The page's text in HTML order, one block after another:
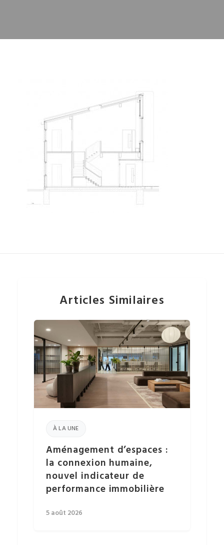
Articles Similaires
À LA UNE
Aménagement d’espaces :
la connexion humaine,
nouvel indicateur de
performance immobilière
5 août 2026